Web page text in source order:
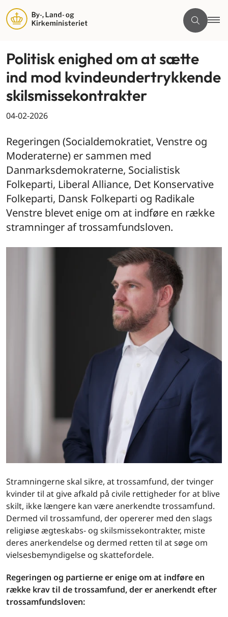
Politisk enighed om at sætte
ind mod kvindeundertrykkende
skilsmissekontrakter
04-02-2026
Regeringen (Socialdemokratiet, Venstre og
Moderaterne) er sammen med
Danmarksdemokraterne, Socialistisk
Folkeparti, Liberal Alliance, Det Konservative
Folkeparti, Dansk Folkeparti og Radikale
Venstre blevet enige om at indføre en række
stramninger af trossamfundsloven.
Stramningerne skal sikre, at trossamfund, der tvinger
kvinder til at give afkald på civile rettigheder for at blive
skilt, ikke længere kan være anerkendte trossamfund.
Dermed vil trossamfund, der opererer med den slags
religiøse ægteskabs- og skilsmissekontrakter, miste
deres anerkendelse og dermed retten til at søge om
vielsesbemyndigelse og skattefordele.
Regeringen og partierne er enige om at indføre en
række krav til de trossamfund, der er anerkendt efter
trossamfundsloven: